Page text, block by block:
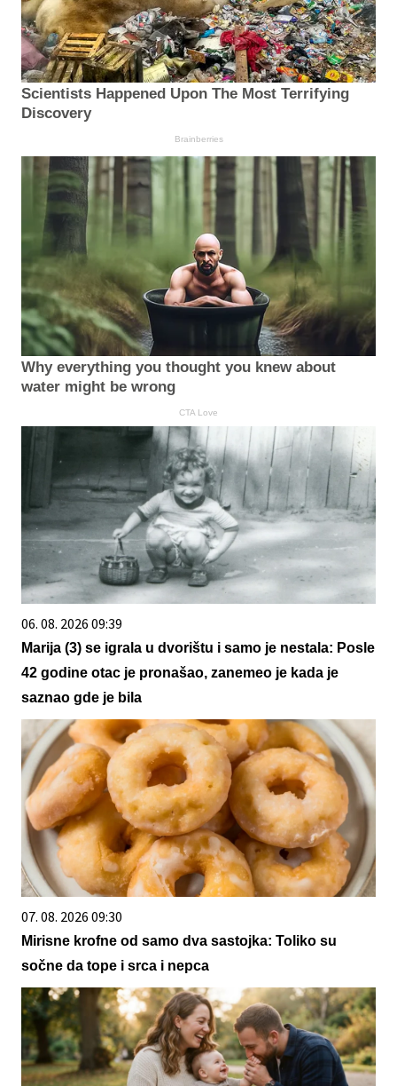
Scientists Happened Upon The Most Terrifying
Discovery
Brainberries
Why everything you thought you knew about
water might be wrong
CTA Love
06. 08. 2026 09:39
Marija (3) se igrala u dvorištu i samo je nestala: Posle
42 godine otac je pronašao, zanemeo je kada je
saznao gde je bila
07. 08. 2026 09:30
Mirisne krofne od samo dva sastojka: Toliko su
sočne da tope i srca i nepca